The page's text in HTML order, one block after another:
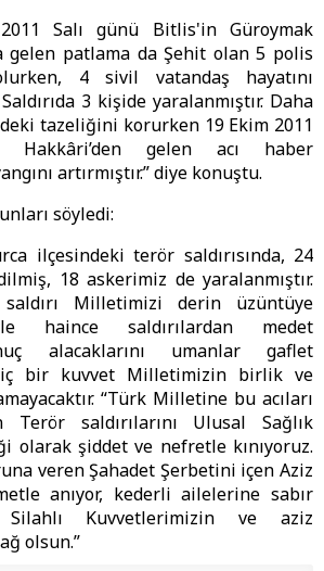
Salı günü Bitlis'in Güroymak
gelen patlama da Şehit olan 5 polis
4 sivil vatandaş hayatını
3 kişide yaralanmıştır. Daha
tazeliğini korurken 19 Ekim 2011
Hakkâri’den gelen acı haber
artırmıştır.” diye konuştu.
söyledi:
ilçesindeki terör saldırısında, 24
18 askerimiz de yaralanmıştır.
Milletimizi derin üzüntüye
haince saldırılardan medet
alacaklarını umanlar gaflet
bir kuvvet Milletimizin birlik ve
“Türk Milletine bu acıları
saldırılarını Ulusal Sağlık
olarak şiddet ve nefretle kınıyoruz.
veren Şahadet Şerbetini içen Aziz
anıyor, kederli ailelerine sabır
Kuvvetlerimizin ve aziz
olsun.”